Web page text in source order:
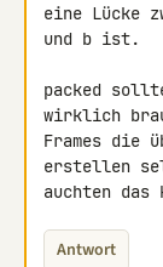
eine Lücke
und b ist.
packed
wirklich
Frames die
erstellen
auchten das
Antwort